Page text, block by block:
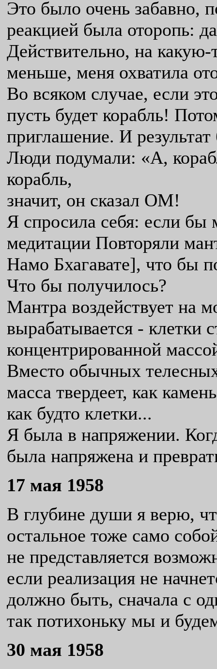
Это было очень забавно,
реакцией была оторопь:
Действительно, на
меньше, меня охватила
Во всяком случае, если
пусть будет корабль!
приглашение. И
Люди подумали: «А,
корабль,
значит, он сказал ОМ!
Я спросила себя: если бы
медитации Повторяли
Намо Бхагавате], что бы
Что бы получилось?
Мантра воздействует на
вырабатывается - клетки
концентрированной
Вместо обычных
масса твердеет, как
как будто клетки...
Я была в напряжении.
была напряжена и
17 мая 1958
В глубине души я верю,
остальное тоже само
не представляется
если реализация не
должно быть, сначала с
так потихоньку мы и
30 мая 1958